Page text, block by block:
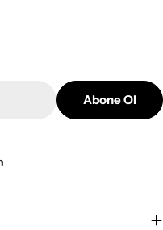
Abone Ol